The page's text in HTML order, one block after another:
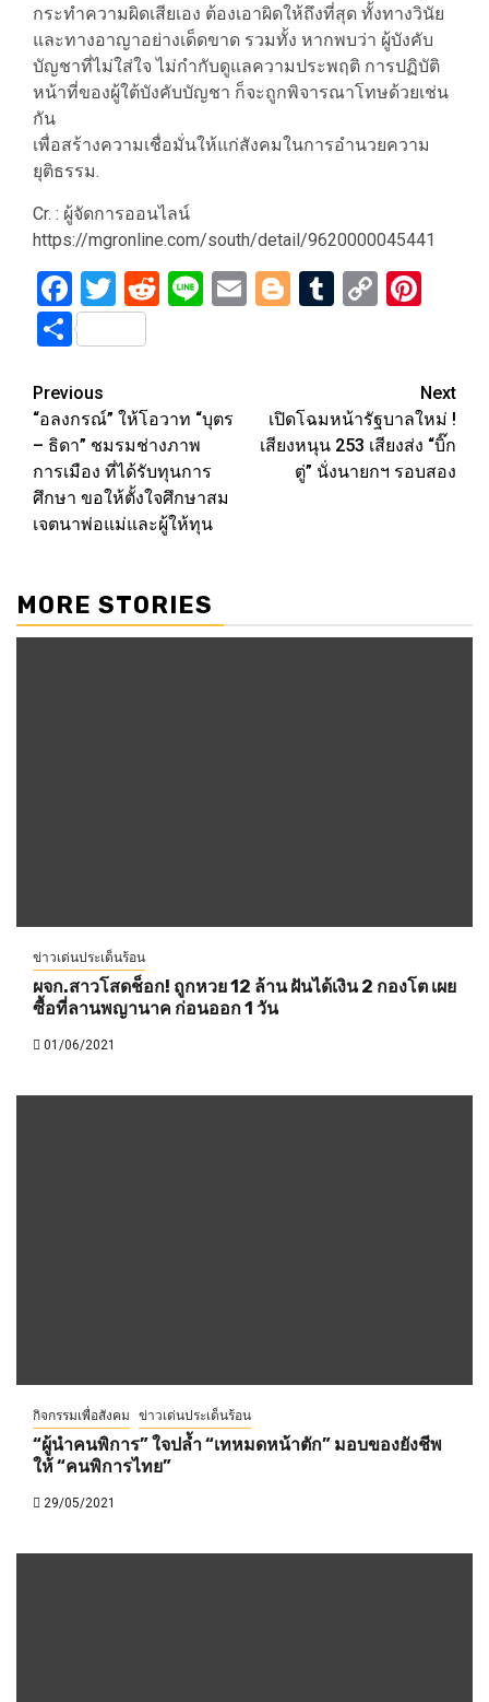
กระทำความผิดเสียเอง ต้องเอาผิดให้ถึงที่สุด ทั้งทางวินัย
และทางอาญาอย่างเด็ดขาด รวมทั้ง หากพบว่า ผู้บังคับ
บัญชาที่ไม่ใส่ใจ ไม่กำกับดูแลความประพฤติ การปฏิบัติ
หน้าที่ของผู้ใต้บังคับบัญชา ก็จะถูกพิจารณาโทษด้วยเช่น
กัน
เพื่อสร้างความเชื่อมั่นให้แก่สังคมในการอำนวยความ
ยุติธรรม.
Cr. : ผู้จัดการออนไลน์
https://mgronline.com/south/detail/9620000045441
Facebook
Twitter
Reddit
LineEmailBlogger
Tumblr
Copy
Share
Post
navigation
Previous
“อลงกรณ์” ให้โอวาท “บุตร
– ธิดา” ชมรมช่างภาพ
การเมือง ที่ได้รับทุนการ
ศึกษา ขอให้ตั้งใจศึกษาสม
เจตนาพ่อแม่และผู้ให้ทุน
Next
เปิดโฉมหน้ารัฐบาลใหม่ !
เสียงหนุน 253 เสียงส่ง “บิ๊ก
ตู่” นั่งนายกฯ รอบสอง
MORE STORIES
ข่าวเด่นประเด็นร้อน
ผจก.สาวโสดช็อก! ถูกหวย 12 ล้าน ฝันได้เงิน 2 กองโต เผย
ซื้อที่ลานพญานาค ก่อนออก 1 วัน
01/06/2021
กิจกรรมเพื่อสังคม ข่าวเด่นประเด็นร้อน
“ผู้นำคนพิการ” ใจปล้ำ “เทหมดหน้าตัก” มอบของยังชีพ
ให้ “คนพิการไทย”
29/05/2021